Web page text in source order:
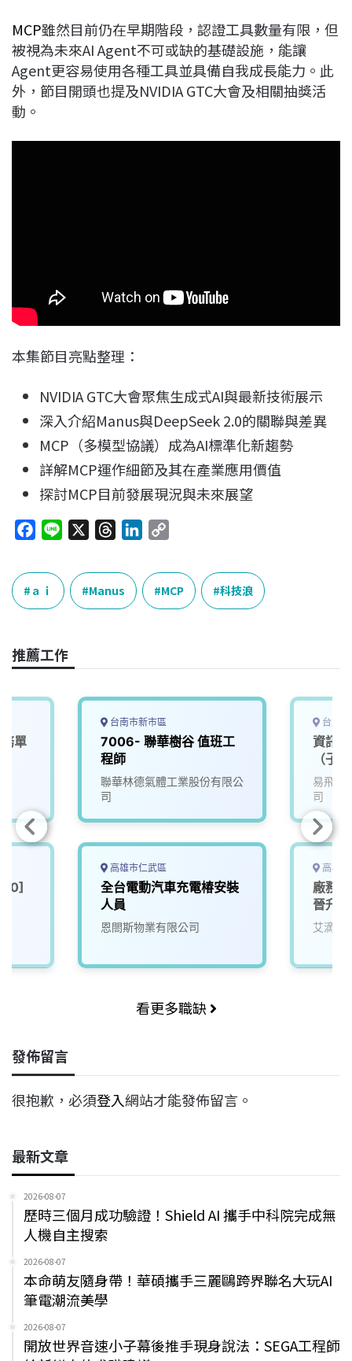
MCP雖然目前仍在早期階段，認證工具數量有限，但
被視為未來AI Agent不可或缺的基礎設施，能讓
Agent更容易使用各種工具並具備自我成長能力。此
外，節目開頭也提及NVIDIA GTC大會及相關抽獎活
動。
本集節目亮點整理：
NVIDIA GTC大會聚焦生成式AI與最新技術展示
深入介紹Manus與DeepSeek 2.0的關聯與差異
MCP（多模型協議）成為AI標準化新趨勢
詳解MCP運作細節及其在產業應用價值
探討MCP目前發展現況與未來展望
c
e
b
o
k
e
r
e
a
k
e
n
p
y
L
k
ａｉ Manus MCP 科技浪
推薦工作
單
台南市新市區
7006- 聯華樹谷 值班工
程師
聯華林德氣體工業股份有限公
司
高雄市仁武區
全台電動汽車充電椿安裝
人員
恩閤斯物業有限公司
台北
資訊
（子
易飛網
司
高雄
廠務
晉升
艾滴科
看更多職缺
發佈留言
很抱歉，必須登入網站才能發佈留言。
最新文章
2026-08-07
歷時三個月成功驗證！Shield AI 攜手中科院完成無
人機自主搜索
2026-08-07
本命萌友隨身帶！華碩攜手三麗鷗跨界聯名大玩AI
筆電潮流美學
2026-08-07
開放世界音速小子幕後推手現身說法：SEGA工程師